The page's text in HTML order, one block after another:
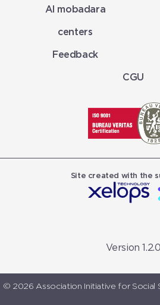
Al mobadara
centers
Feedback
CGU
Site created with the
Version 1.2.0
© 2026 Association Initiative for Social